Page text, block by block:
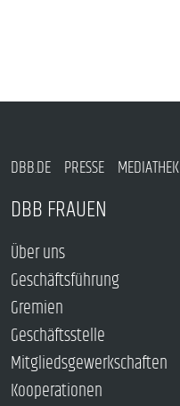
DBB.DE PRESSE MEDIATHEK
DBB FRAUEN
Über uns
Geschäftsführung
Gremien
Geschäftsstelle
Mitgliedsgewerkschaften
Kooperationen